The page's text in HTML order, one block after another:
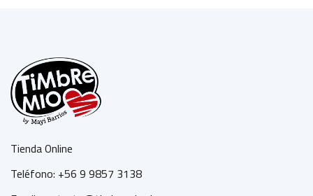
Tienda Online
Teléfono: +56 9 9857 3138